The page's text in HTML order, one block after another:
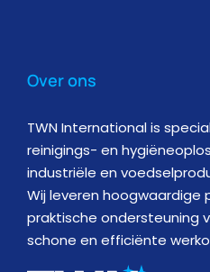
Over ons
TWN International is
reinigings- en
industriële en
Wij leveren hoogwaardige
praktische ondersteuning
schone en efficiënte